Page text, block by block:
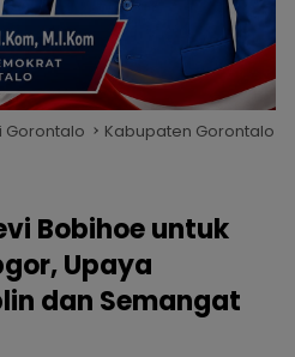
Gorontalo Kabupaten Gorontalo
Bobihoe untuk
Upaya
dan Semangat